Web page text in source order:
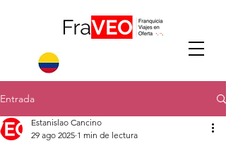
Entrada
Estanislao Cancino
29 ago 2025 1 min de lectura